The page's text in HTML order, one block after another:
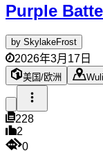
Purple
by SkylakeFrost
2026年3月17日
美国/欧洲
228
2
0